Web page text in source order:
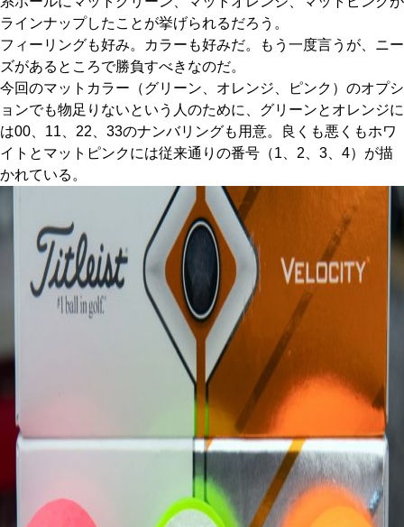
ラインナップしたことが挙げられるだろう。
フィーリングも好み。カラーも好みだ。もう一度言うが、ニー
ズがあるところで勝負すべきなのだ。
今回のマットカラー（グリーン、オレンジ、ピンク）のオプシ
ョンでも物足りないという人のために、グリーンとオレンジに
は00、11、22、33のナンバリングも用意。良くも悪くもホワ
イトとマットピンクには従来通りの番号（1、2、3、4）が描
かれている。